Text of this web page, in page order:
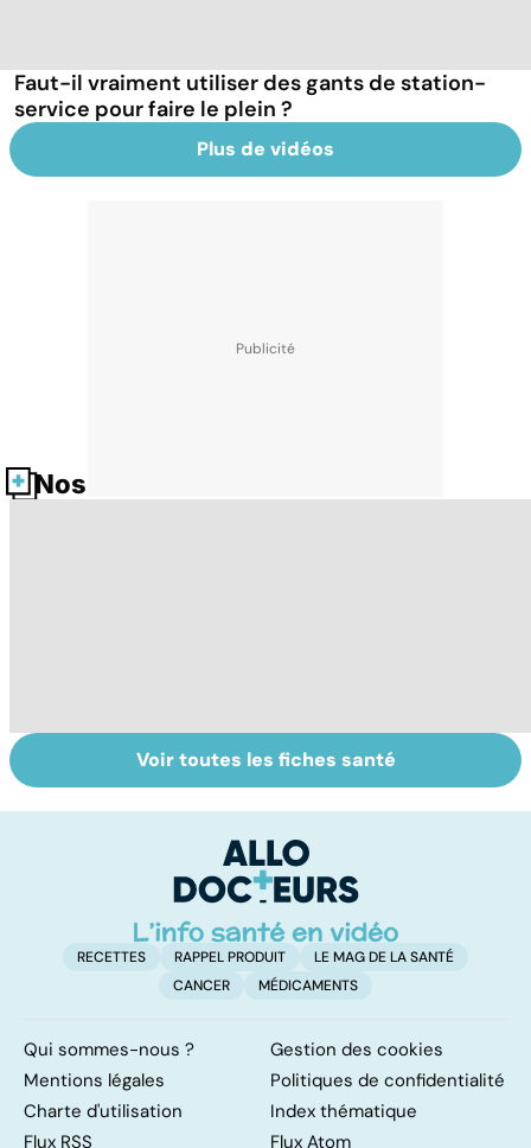
Faut-il vraiment utiliser des gants de station-
service pour faire le plein ?
Plus de vidéos
Nos fiches santé
Tout savoir sur
les infections
Inflammation des
amygdales : que
d'angine ?
Voir toutes les fiches santé
RECETTES RAPPEL PRODUIT
LE MAG DE LA SANTÉ
CANCER
MÉDICAMENTS
Qui sommes-nous ?
Gestion des cookies
Mentions légales
Politiques de confidentialité
Charte d'utilisation
Index thématique
Flux RSS
Flux Atom